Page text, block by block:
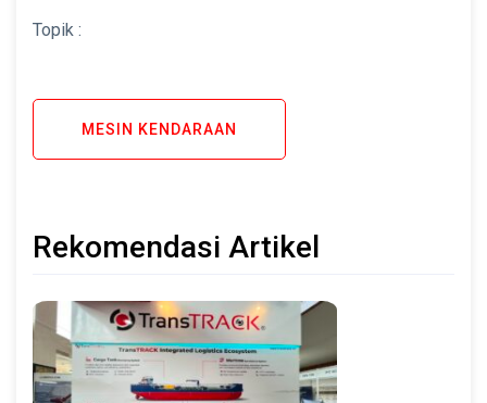
Topik :
MESIN KENDARAAN
Rekomendasi Artikel